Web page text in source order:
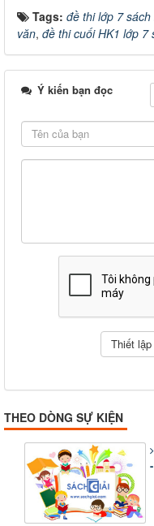
Tags: đề thi lớp 7
văn, đề thi cuối HK1 lớp
Ý kiến bạn đọc
THEO DÒNG SỰ KIỆN